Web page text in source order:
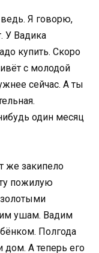
ведь. Я говорю,
У Вадика
купить. Скоро
с молодой
сейчас. А ты
один месяц
же закипело
пожилую
ушам. Вадим
Полгода
дом. А теперь его